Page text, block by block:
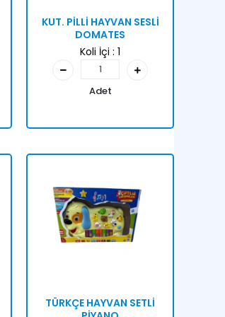
KUT. PİLLİ HAYVAN SESLİ
DOMATES
Koli İçi :1
Adet
TÜRKÇE HAYVAN SETLİ